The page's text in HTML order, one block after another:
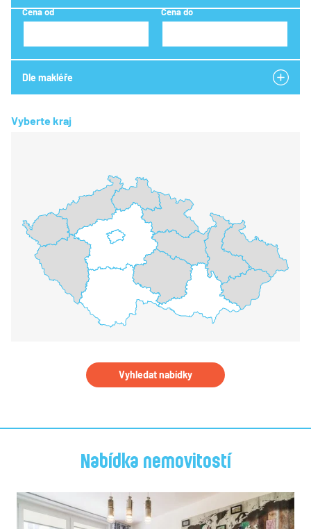
Cena od Cena do
Vyberte kraj
Vyhledat nabídky
Nabídka nemovitostí